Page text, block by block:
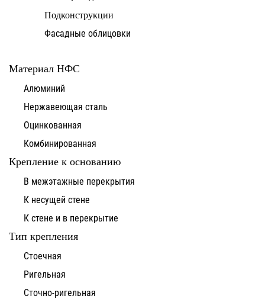
Подконструкции
Фасадные облицовки
Материал НФС
Алюминий
Нержавеющая сталь
Оцинкованная
Комбинированная
Крепление к основанию
В межэтажные перекрытия
К несущей стене
К стене и в перекрытие
Тип крепления
Стоечная
Ригельная
Сточно-ригельная